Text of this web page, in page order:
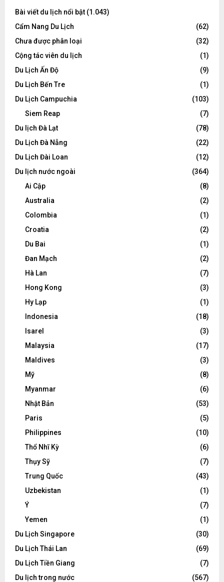
Bài viết du lịch nổi bật (1.043)
Cẩm Nang Du Lịch
(62)
Chưa được phân loại
(32)
Cộng tác viên du lịch
(1)
Du Lịch Ấn Độ
(9)
Du Lịch Bến Tre
(1)
Du Lịch Campuchia
(103)
Siem Reap
(7)
Du lịch Đà Lạt
(78)
Du Lịch Đà Nẵng
(22)
Du Lịch Đài Loan
(12)
Du lịch nước ngoài
(364)
Ai Cập
(8)
Australia
(2)
Colombia
(1)
Croatia
(2)
Du Bai
(1)
Đan Mạch
(2)
Hà Lan
(7)
Hong Kong
(3)
Hy Lạp
(1)
Indonesia
(18)
Isarel
(3)
Malaysia
(17)
Maldives
(3)
Mỹ
(8)
Myanmar
(6)
Nhật Bản
(53)
Paris
(5)
Philippines
(10)
Thổ Nhĩ Kỳ
(6)
Thụy Sỹ
(7)
Trung Quốc
(43)
Uzbekistan
(1)
Ý
(7)
Yemen
(1)
Du Lịch Singapore
(30)
Du Lịch Thái Lan
(69)
Du Lịch Tiền Giang
(7)
Du lịch trong nước
(567)